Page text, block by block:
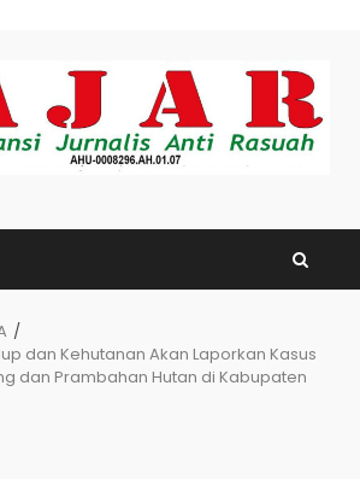
dan Kehutanan Akan Laporkan Kasus
dan Prambahan Hutan di Kabupaten